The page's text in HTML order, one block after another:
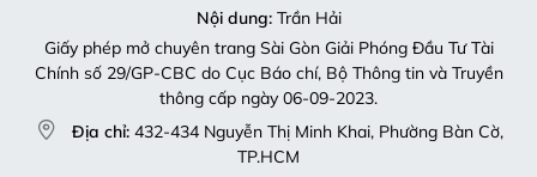
Nội dung:Trần Hải
Giấy phép mở chuyên trang Sài Gòn Giải Phóng Đầu Tư Tài
Chính số 29/GP-CBC do Cục Báo chí, Bộ Thông tin và Truyền
thông cấp ngày 06-09-2023.
Địa chỉ: 432-434 Nguyễn Thị Minh Khai, Phường Bàn Cờ,
TP.HCM